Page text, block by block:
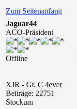
Zum Seitenanfang
Jaguar44
ACO-Präsident
Offline
XJR - Gr. C 4ever
Beiträge: 22751
Stockum